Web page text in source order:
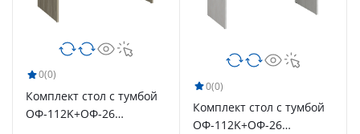
0(0)
Комплект стол с тумбой
ОФ-112K+ОФ-26
0(0)
Комплект стол с тумбой
ОФ-112K+ОФ-26